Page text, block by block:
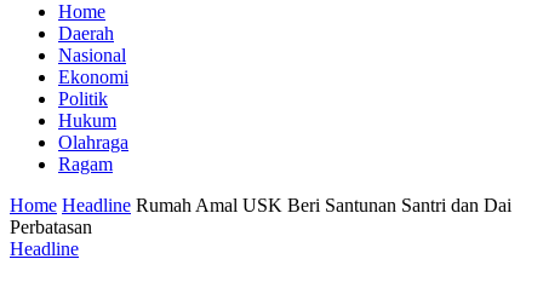
Home
Daerah
Nasional
Ekonomi
Politik
Hukum
Olahraga
Ragam
Home Headline Rumah Amal USK Beri Santunan Santri dan Dai
Perbatasan
Headline